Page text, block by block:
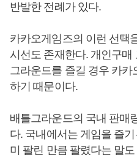
반발한 전례가 있다.
카카오게임즈의 이런 선택
시선도 존재한다. 개인구
그라운드를 즐길 경우 카
하기 때문이다.
배틀그라운드의 국내 판매
다. 국내에서는 게임을 즐
미 팔린 만큼 팔렸다는 말